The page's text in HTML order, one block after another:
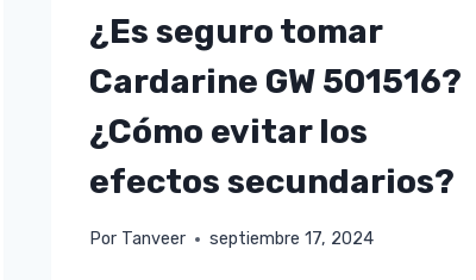
¿Es seguro tomar
Cardarine GW 501516?
¿Cómo evitar los
efectos secundarios?
Por Tanveer septiembre 17, 2024